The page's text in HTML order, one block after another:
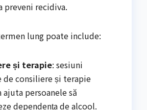
preveni recidiva.
lung poate include:
și terapie: sesiuni
de consiliere și terapie
ajuta persoanele să
dependența de alcool.